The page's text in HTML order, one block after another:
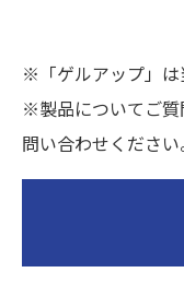
※「ゲルアップ」は
※製品についてご質
問い合わせください